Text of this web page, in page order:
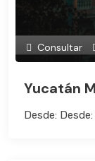
Consultar
Yucatán
Desde: